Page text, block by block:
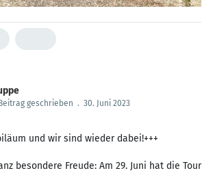
geschrieben . 30. Juni 2023
und wir sind wieder dabei!+++
besondere Freude: Am 29. Juni hat die Tour